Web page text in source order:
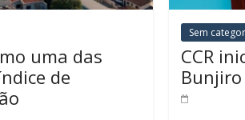
uma das
de
Sem
CCR